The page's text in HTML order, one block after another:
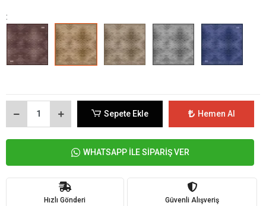
:
Sepete Ekle Hemen Al
WHATSAPP İLE SİPARİŞ VER
Hızlı Gönderi Güvenli Alışveriş